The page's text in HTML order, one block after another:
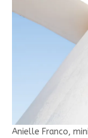
Anielle Franco,